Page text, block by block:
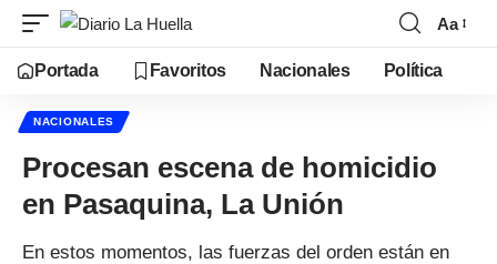
Aa
Portada Favoritos Nacionales Política
NACIONALES
Procesan escena de homicidio
en Pasaquina, La Unión
En estos momentos, las fuerzas del orden están en